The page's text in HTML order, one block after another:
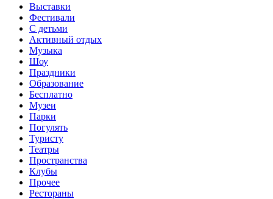
Выставки
Фестивали
С детьми
Активный отдых
Музыка
Шоу
Праздники
Образование
Бесплатно
Музеи
Парки
Погулять
Туристу
Театры
Пространства
Клубы
Прочее
Рестораны